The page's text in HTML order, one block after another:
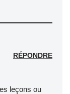
RÉPONDRE
leçons ou